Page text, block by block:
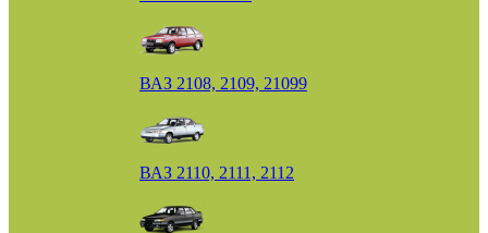
ВАЗ 2108, 2109, 21099
ВАЗ 2110, 2111, 2112